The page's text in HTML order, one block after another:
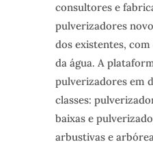
consultores e
pulverizadores
dos existentes,
da água. A
pulverizadores em
classes:
baixas e
arbustivas e